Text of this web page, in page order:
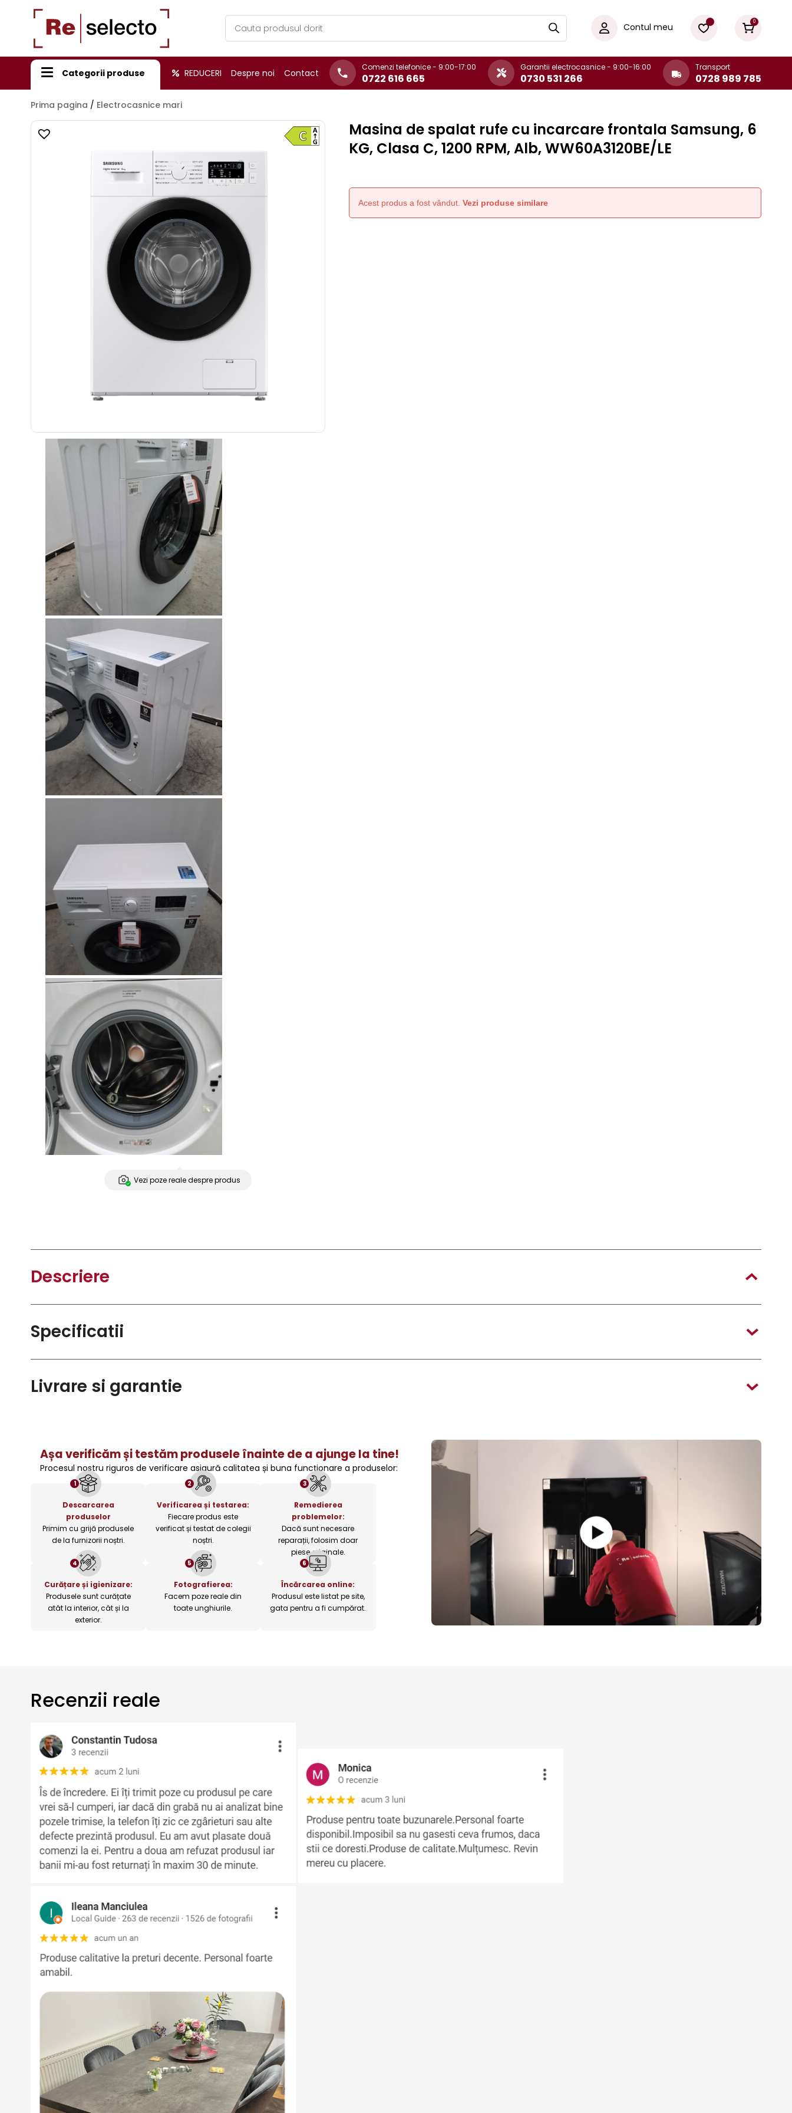
Contul meu 0
Products
search
Categorii produse REDUCERI Despre noi Contact
Comenzi telefonice - 9:00-17:00
0722 616 665
Garantii electrocasnice - 9:00-16:00
0730 531 266
Transport
0728 989 785
Prima pagina / Electrocasnice mari
Vezi poze reale despre produs
Masina de spalat rufe cu incarcare frontala Samsung, 6
KG, Clasa C, 1200 RPM, Alb, WW60A3120BE/LE
Acest produs a fost vândut. Vezi produse similare
Descriere
Specificatii
Livrare si garantie
Așa verificăm și testăm produsele înainte de a ajunge la tine!
Procesul nostru riguros de verificare asigură calitatea și buna funcționare a produselor:
1
Descarcarea
produselor
Primim cu grijă produsele
de la furnizorii noștri.
2
Verificarea și testarea:
Fiecare produs este
verificat și testat de colegii
noștri.
3
Remedierea
problemelor:
Dacă sunt necesare
reparații, folosim doar
piese originale.
4
Curățare și igienizare:
Produsele sunt curățate
atât la interior, cât și la
exterior.
5
Fotografierea:
Facem poze reale din
toate unghiurile.
6
Încărcarea online:
Produsul este listat pe site,
gata pentru a fi cumpărat.
Recenzii reale